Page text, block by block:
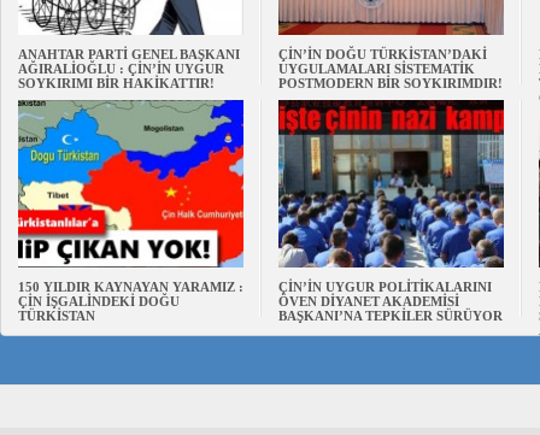
ANAHTAR PARTİ GENEL BAŞKANI
AĞIRALİOĞLU : ÇİN’İN UYGUR
SOYKIRIMI BİR HAKİKATTIR!
ÇİN’İN DOĞU TÜRKİSTAN’DAKİ
UYGULAMALARI SİSTEMATİK
POSTMODERN BİR SOYKIRIMDIR!
150 YILDIR KAYNAYAN YARAMIZ :
ÇİN İŞGALİNDEKİ DOĞU
TÜRKİSTAN
ÇİN’İN UYGUR POLİTİKALARINI
ÖVEN DİYANET AKADEMİSİ
BAŞKANI’NA TEPKİLER SÜRÜYOR